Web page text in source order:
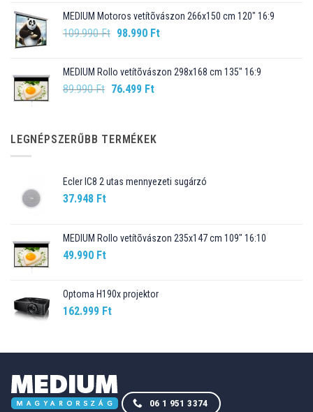
99.990 Ft.89.990 Ft.
MEDIUM Motoros vetítõvászon 266x150 cm 120" 16:9
109.990Ft Original
109.990 Ft.
98.990 FtCurrent
98.990 Ft.
MEDIUM Rollo vetítõvászon 298x168 cm 135" 16:9
89.990Ft Original
89.990 Ft.
76.499 FtCurrent
76.499 Ft.
LEGNÉPSZERŰBB TERMÉKEK
Ecler IC8 2 utas mennyezeti sugárzó
37.948 Ft
MEDIUM Rollo vetítõvászon 235x147 cm 109" 16:10
49.990 Ft
Optoma H190x projektor
162.999 Ft
06 1 951 3374